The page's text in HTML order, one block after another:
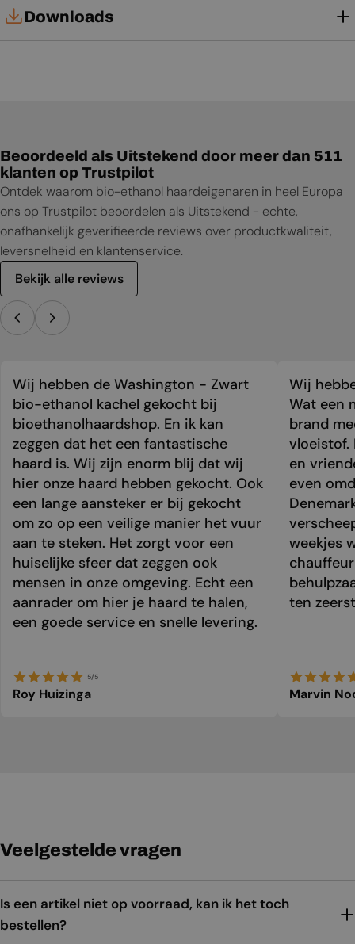
Downloads
Beoordeeld als Uitstekend door meer dan 511
klanten op Trustpilot
Ontdek waarom bio-ethanol haardeigenaren in heel Europa
ons op Trustpilot beoordelen als Uitstekend - echte,
onafhankelijk geverifieerde reviews over productkwaliteit,
leversnelheid en klantenservice.
Bekijk alle reviews
Wij hebben de Washington - Zwart
bio-ethanol kachel gekocht bij
bioethanolhaardshop. En ik kan
zeggen dat het een fantastische
haard is. Wij zijn enorm blij dat wij
hier onze haard hebben gekocht. Ook
een lange aansteker er bij gekocht
om zo op een veilige manier het vuur
aan te steken. Het zorgt voor een
huiselijke sfeer dat zeggen ook
mensen in onze omgeving. Echt een
aanrader om hier je haard te halen,
een goede service en snelle levering.
5/5
Roy Huizinga
Wij
Wat een
brand
vloeistof.
en
even
weekjes
ten
Marvin
Veelgestelde vragen
Is een artikel niet op voorraad, kan ik het toch
bestellen?